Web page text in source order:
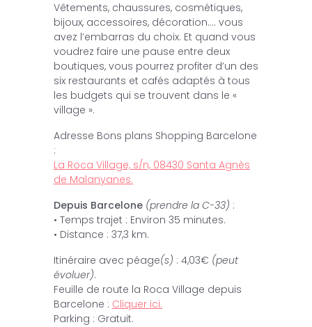
Vêtements, chaussures, cosmétiques,
bijoux, accessoires, décoration…. vous
avez l’embarras du choix. Et quand vous
voudrez faire une pause entre deux
boutiques, vous pourrez profiter d’un des
six restaurants et cafés adaptés à tous
les budgets qui se trouvent dans le «
village ».
Adresse Bons plans Shopping Barcelone
:
La Roca Village, s/n, 08430 Santa Agnès
de Malanyanes.
Depuis Barcelone (prendre la C-33) :
• Temps trajet : Environ 35 minutes.
• Distance : 37,3 km.
Itinéraire avec péage(s) : 4,03€ (peut
évoluer).
Feuille de route la Roca Village depuis
Barcelone : Cliquer ici.
Parking : Gratuit.